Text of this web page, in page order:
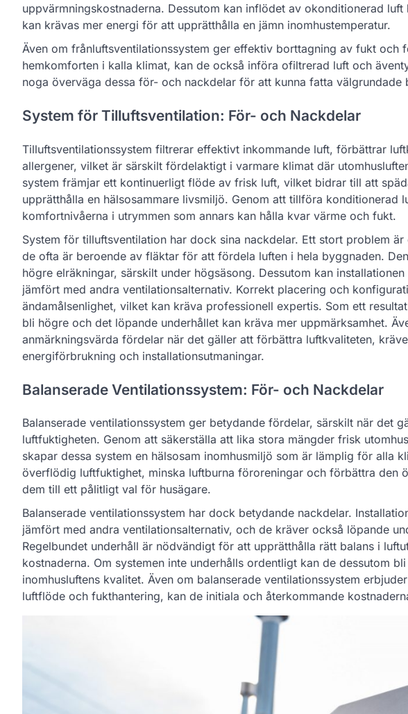
uppvärmningskostnaderna. Dessutom kan inflödet av okonditionerad
kan krävas mer energi för att upprätthålla en jämn inomhustemperatur.
Även om frånluftsventilationssystem ger effektiv borttagning av fukt och
hemkomforten i kalla klimat, kan de också införa ofiltrerad luft och
noga överväga dessa för- och nackdelar för att kunna fatta välgrundade
System för Tilluftsventilation: För- och Nackdelar
Tilluftsventilationssystem filtrerar effektivt inkommande luft, förbättrar
allergener, vilket är särskilt fördelaktigt i varmare klimat där
system främjar ett kontinuerligt flöde av frisk luft, vilket bidrar till att
upprätthålla en hälsosammare livsmiljö. Genom att tillföra konditionerad
komfortnivåerna i utrymmen som annars kan hålla kvar värme och fukt.
System för tilluftsventilation har dock sina nackdelar. Ett stort problem
de ofta är beroende av fläktar för att fördela luften i hela byggnaden.
högre elräkningar, särskilt under högsäsong. Dessutom kan
jämfört med andra ventilationsalternativ. Korrekt placering och
ändamålsenlighet, vilket kan kräva professionell expertis. Som ett
bli högre och det löpande underhållet kan kräva mer uppmärksamhet.
anmärkningsvärda fördelar när det gäller att förbättra luftkvaliteten,
energiförbrukning och installationsutmaningar.
Balanserade Ventilationssystem: För- och Nackdelar
Balanserade ventilationssystem ger betydande fördelar, särskilt när det
luftfuktigheten. Genom att säkerställa att lika stora mängder frisk
skapar dessa system en hälsosam inomhusmiljö som är lämplig för alla
överflödig luftfuktighet, minska luftburna föroreningar och förbättra den
dem till ett pålitligt val för husägare.
Balanserade ventilationssystem har dock betydande nackdelar.
jämfört med andra ventilationsalternativ, och de kräver också löpande
Regelbundet underhåll är nödvändigt för att upprätthålla rätt balans i
kostnaderna. Om systemen inte underhålls ordentligt kan de dessutom
inomhusluftens kvalitet. Även om balanserade ventilationssystem
luftflöde och fukthantering, kan de initiala och återkommande